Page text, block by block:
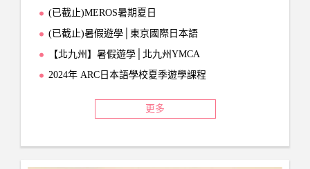
(已截止)MEROS暑期夏日
(已截止)暑假遊學│東京國際日本語
【北九州】暑假遊學│北九州YMCA
2024年 ARC日本語學校夏季遊學課程
更多